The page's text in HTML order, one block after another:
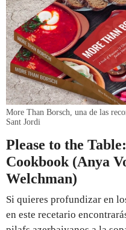
More Than Borsch, una de las
Sant Jordi
Please to the
Cookbook (Anya
Welchman)
Si quieres profundizar en
en este recetario